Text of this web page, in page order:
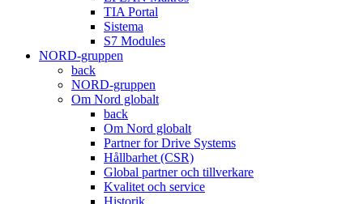
TIA Portal
Sistema
S7 Modules
NORD-gruppen
back
NORD-gruppen
Om Nord globalt
back
Om Nord globalt
Partner for Drive Systems
Hållbarhet (CSR)
Global partner och tillverkare
Kvalitet och service
Historik